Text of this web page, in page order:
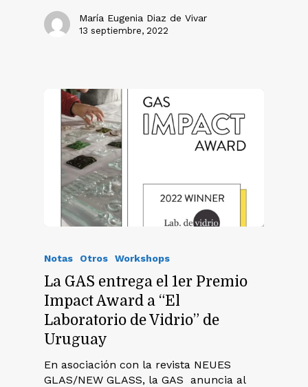
María Eugenia Diaz de Vivar
13 septiembre, 2022
Notas Otros Workshops
La GAS entrega el 1er Premio
Impact Award a “El
Laboratorio de Vidrio” de
Uruguay
En asociación con la revista NEUES
GLAS/NEW GLASS, la GAS anuncia al